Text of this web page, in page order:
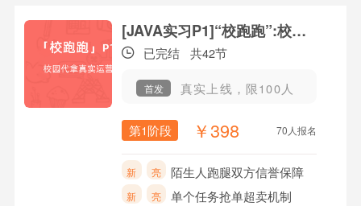
[JAVA实习P1]“校跑跑”:校园快递外卖平台
已完结 共42节
首发 真实上线，限100人
第1阶段 ￥398 70人报名
新 亮 陌生人跑腿双方信誉保障
新 亮 单个任务抢单超卖机制